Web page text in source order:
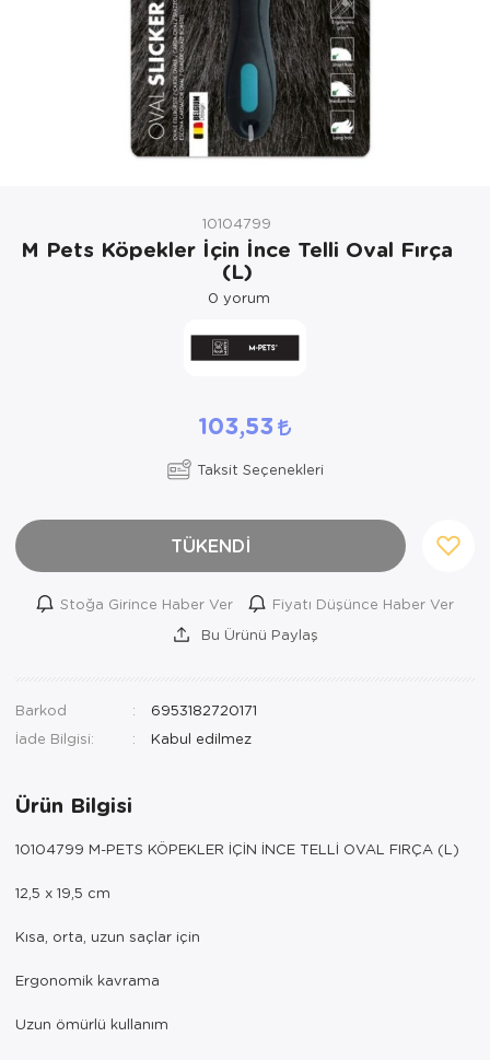
10104799
M Pets Köpekler İçin İnce Telli Oval Fırça
(L)
0 yorum
103,53
Taksit Seçenekleri
TÜKENDİ
Stoğa Girince Haber Ver
Fiyatı Düşünce Haber Ver
Bu Ürünü Paylaş
Barkod
6953182720171
İade Bilgisi:
Ürün Bilgisi
10104799 M-PETS KÖPEKLER İÇİN İNCE TELLİ OVAL FIRÇA (L)
12,5 x 19,5 cm
Kısa, orta, uzun saçlar için
Ergonomik kavrama
Uzun ömürlü kullanım